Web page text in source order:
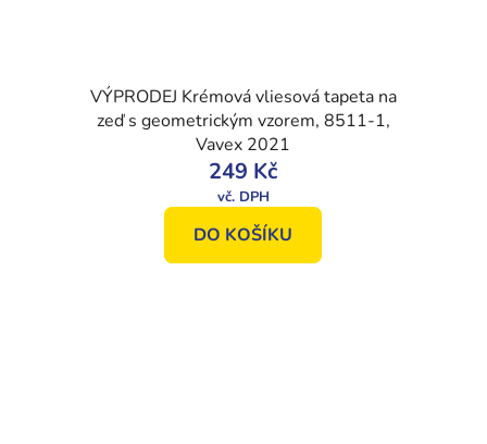
VÝPRODEJ Krémová vliesová tapeta na
zeď s geometrickým vzorem, 8511-1,
Vavex 2021
249 Kč
DO KOŠÍKU